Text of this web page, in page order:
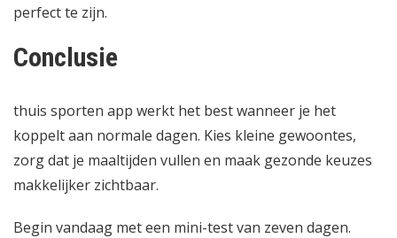
perfect te zijn.
Conclusie
thuis sporten app werkt het best wanneer je het
koppelt aan normale dagen. Kies kleine gewoontes,
zorg dat je maaltijden vullen en maak gezonde keuzes
makkelijker zichtbaar.
Begin vandaag met een mini-test van zeven dagen.